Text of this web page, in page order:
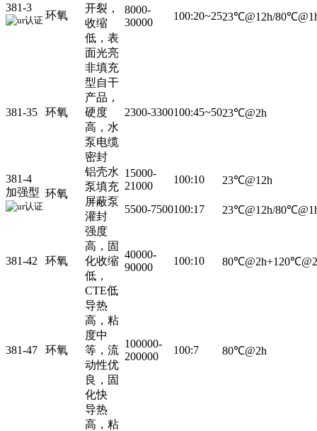
381-3
环氧
开裂，
收缩
低，表
面光亮
8000-
30000
100:20~2523℃@12h/
381-35 环氧
非填充
型自干
产品，
硬度
高，水
泵电缆
密封
2300-3300100:45~5023℃@2h
381-4
加强型 环氧
铝壳水
泵填充
15000-
21000
100:10
23℃@12h
屏蔽泵
灌封
5500-7500100:17 23℃@12h/
381-42 环氧
强度
高，固
化收缩
低，
CTE低
40000-
90000
100:10
381-47 环氧
导热
高，粘
度中
等，流
动性优
良，固
化快
100000-
200000
100:7 80℃@2h
导热
高，粘